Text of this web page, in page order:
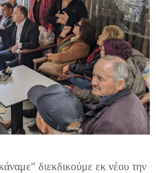
διεκδικούμε εκ νέου την